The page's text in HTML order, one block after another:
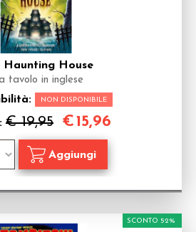
Haunting House
tavolo in inglese
NON DISPONIBILE
€ 19,95 €15,96
SCONTO 52%